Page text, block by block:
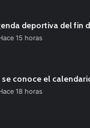
deportiva del fin
15 horas
se conoce el
18 horas